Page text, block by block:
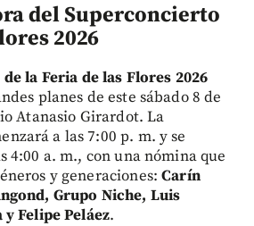
del Superconcierto
2026
la Feria de las Flores 2026
planes de este sábado 8 de
Atanasio Girardot. La
a las 7:00 p. m. y se
4:00 a. m., con una nómina que
y generaciones:Carín
Grupo Niche, Luis
Felipe Peláez.